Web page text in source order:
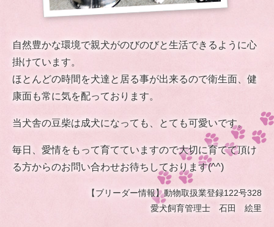
自然豊かな環境で親犬がのびのびと生活できるように心
掛けています。
ほとんどの時間を犬達と居る事が出来るので衛生面、健
康面も常に気を配っております。
当犬舎の豆柴は成犬になっても、とても可愛いです。
毎日、愛情をもって育てていますので大切に育てて頂け
る方からのお問い合わせお待ちしております(^^)
【ブリーダー情報】動物取扱業登録122号328
愛犬飼育管理士 石田 絵里